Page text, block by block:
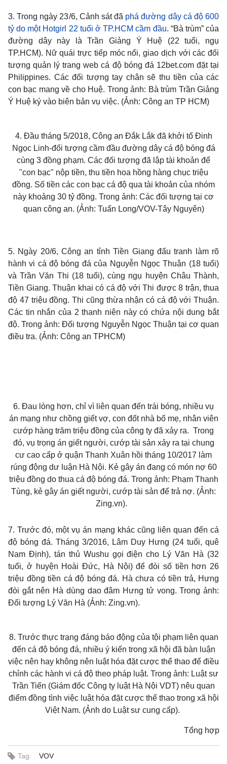
Thế giới
Quan sát
Cuộc sống đó đây
Hồ sơ
Multimedia
Video
Ảnh
E-Magazine
Infographic
3. Trong ngày 23/6, Cảnh sát đã phá đường dây cá độ 600
tỷ do một Hotgirl 22 tuổi ở TP.HCM cầm đầu. “Bà trùm” của
đường dây này là Trần Giảng Ý Huệ (22 tuổi, ngụ
TP.HCM). Nữ quái trực tiếp móc nối, giao dịch với các đối
tượng quản lý trang web cá độ bóng đá 12bet.com đặt tại
Philippines. Các đối tượng tay chân sẽ thu tiền của các
con bạc mang về cho Huệ. Trong ảnh: Bà trùm Trần Giảng
Ý Huệ ký vào biên bản vụ việc. (Ảnh: Công an TP HCM)
4. Đầu tháng 5/2018, Công an Đắk Lắk đã khởi tố Đinh
Ngọc Linh-đối tượng cầm đầu đường dây cá độ bóng đá
cùng 3 đồng phạm. Các đối tượng đã lập tài khoản để
"con bạc" nộp tiền, thu tiền hoa hồng hàng chục triệu
đồng. Số tiền các con bạc cá độ qua tài khoản của nhóm
này khoảng 30 tỷ đồng. Trong ảnh: Các đối tượng tại cơ
quan công an. (Ảnh: Tuấn Long/VOV-Tây Nguyên)
5. Ngày 20/6, Công an tỉnh Tiền Giang đấu tranh làm rõ
hành vi cá độ bóng đá của Nguyễn Ngọc Thuận (18 tuổi)
và Trần Văn Thi (18 tuổi), cùng ngụ huyện Châu Thành,
Tiền Giang. Thuận khai có cá độ với Thi được 8 trận, thua
độ 47 triệu đồng. Thi cũng thừa nhận có cá độ với Thuận.
Các tin nhắn của 2 thanh niên này có chứa nội dung bắt
độ. Trong ảnh: Đối tượng Nguyễn Ngọc Thuận tại cơ quan
điều tra. (Ảnh: Công an TPHCM)
6. Đau lòng hơn, chỉ vì liên quan đến trái bóng, nhiều vụ
án mạng như chồng giết vợ, con đốt nhà bố mẹ, nhân viên
cướp hàng trăm triệu đồng của công ty đã xảy ra. Trong
đó, vụ trọng án giết người, cướp tài sản xảy ra tại chung
cư cao cấp ở quận Thanh Xuân hồi tháng 10/2017 làm
rúng động dư luận Hà Nội. Kẻ gây án đang có món nợ 60
triệu đồng do thua cá độ bóng đá. Trong ảnh: Phạm Thanh
Tùng, kẻ gây án giết người, cướp tài sản để trả nợ. (Ảnh:
Zing.vn).
7. Trước đó, một vụ án mạng khác cũng liên quan đến cá
độ bóng đá. Tháng 3/2016, Lâm Duy Hưng (24 tuổi, quê
Nam Định), tán thủ Wushu gọi điện cho Lý Văn Hà (32
tuổi, ở huyện Hoài Đức, Hà Nội) để đòi số tiền hơn 26
triệu đồng tiền cá độ bóng đá. Hà chưa có tiền trả, Hưng
đòi gắt nên Hà dùng dao đâm Hưng tử vong. Trong ảnh:
Đối tượng Lý Văn Hà (Ảnh: Zing.vn).
8. Trước thực trạng đáng báo động của tội phạm liên quan
đến cá độ bóng đá, nhiều ý kiến trong xã hội đã bàn luận
việc nên hay không nên luật hóa đặt cược thể thao để điều
chỉnh các hành vi cá độ theo pháp luật. Trong ảnh: Luật sư
Trần Tiến (Giám đốc Công ty luật Hà Nội VDT) nêu quan
điểm đồng tình việc luật hóa đặt cược thể thao trong xã hội
Việt Nam. (Ảnh do Luật sư cung cấp).
Tổng hợp
Tag: VOV